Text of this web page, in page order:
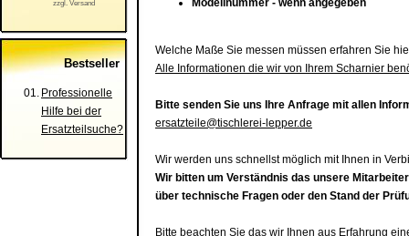
zzgl. Versand
Bestseller
01. Professionelle
Hilfe bei der
Ersatzteilsuche?
Modellnummer - wenn angegeben
Welche Maße Sie messen müssen erfahren Sie
Alle Informationen die wir von Ihrem Scharnier
Bitte senden Sie uns Ihre Anfrage mit allen
ersatzteile@tischlerei-lepper.de
Wir werden uns schnellst möglich mit Ihnen in
Wir bitten um Verständnis das unsere
über technische Fragen oder den Stand der
Bitte beachten Sie das wir Ihnen aus Erfahrung